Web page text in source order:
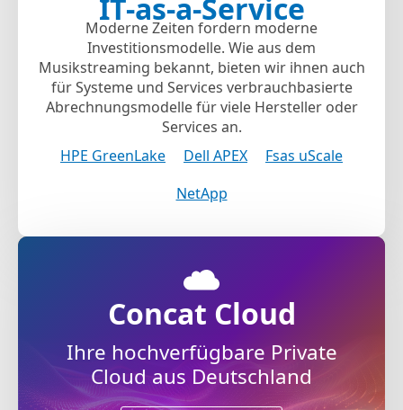
IT-as-a-Service
Moderne Zeiten fordern moderne
Investitionsmodelle. Wie aus dem
Musikstreaming bekannt, bieten wir ihnen auch
für Systeme und Services verbrauchbasierte
Abrechnungsmodelle für viele Hersteller oder
Services an.
HPE GreenLake
Dell APEX
Fsas uScale
NetApp
Concat Cloud
Ihre hochverfügbare Private
Cloud aus Deutschland